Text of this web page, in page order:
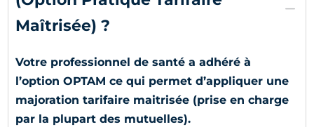
Maîtrisée) ?
K
Votre professionnel de santé a adhéré à
l’option OPTAM ce qui permet d’appliquer une
majoration tarifaire maitrisée (prise en charge
par la plupart des mutuelles).